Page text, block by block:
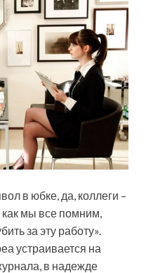
в юбке, да, коллеги –
мы все помним,
за эту работу».
устраивается на
в надежде